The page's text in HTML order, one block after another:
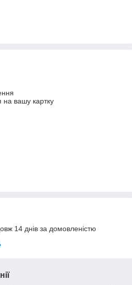
на вашу картку
14 днів за домовленістю